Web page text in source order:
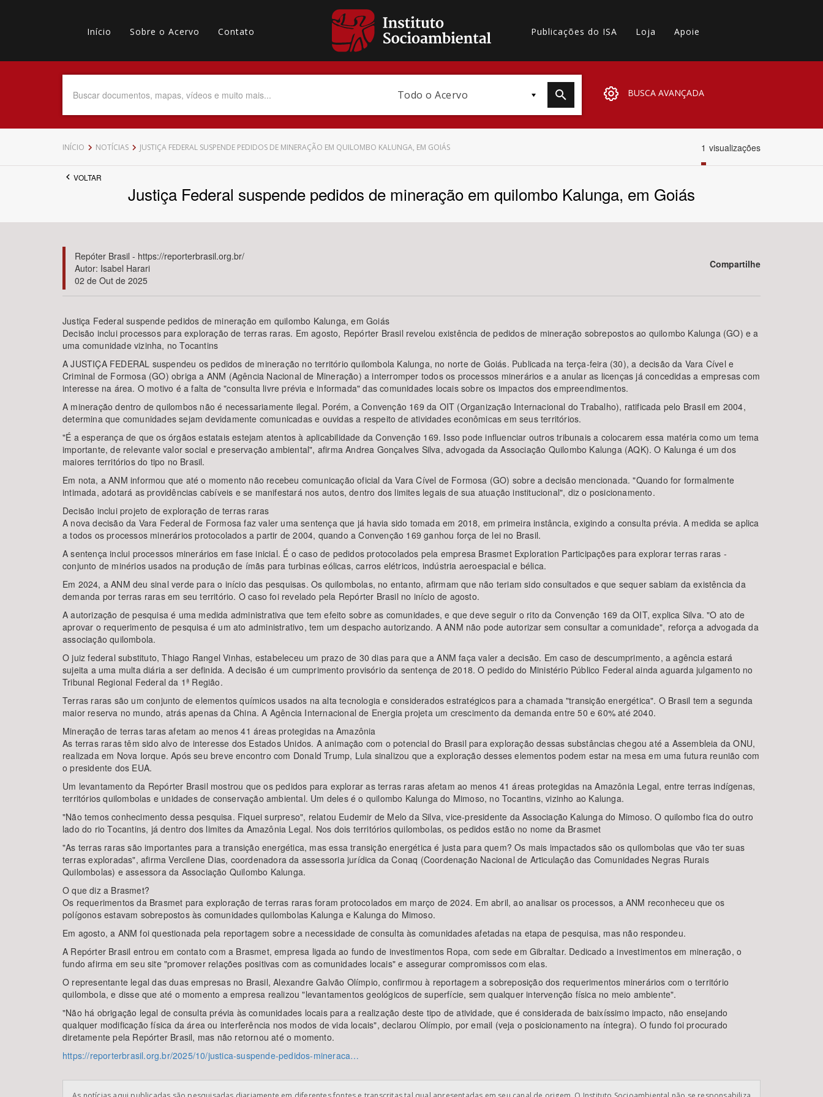
Main
navigation
Início Sobre o Acervo Contato
secundário
Publicações do ISA Loja Apoie
Todo o Acervo BUSCA AVANÇADA
Data do Documento Até
Bioma / Bacia
Tema
Área de Levantamento Área Protegida
BUSCAR
INÍCIO NOTÍCIAS JUSTIÇA FEDERAL SUSPENDE PEDIDOS DE MINERAÇÃO EM QUILOMBO KALUNGA, EM GOIÁS 1 visualizações
VOLTAR
Justiça Federal suspende pedidos de mineração em quilombo Kalunga, em Goiás
Repóter Brasil - https://reporterbrasil.org.br/
Autor: Isabel Harari
02 de Out de 2025
Compartilhe
Justiça Federal suspende pedidos de mineração em quilombo Kalunga, em Goiás
Decisão inclui processos para exploração de terras raras. Em agosto, Repórter Brasil revelou existência de pedidos de mineração sobrepostos ao quilombo Kalunga (GO) e a
uma comunidade vizinha, no Tocantins
A JUSTIÇA FEDERAL suspendeu os pedidos de mineração no território quilombola Kalunga, no norte de Goiás. Publicada na terça-feira (30), a decisão da Vara Cível e
Criminal de Formosa (GO) obriga a ANM (Agência Nacional de Mineração) a interromper todos os processos minerários e a anular as licenças já concedidas a empresas com
interesse na área. O motivo é a falta de "consulta livre prévia e informada" das comunidades locais sobre os impactos dos empreendimentos.
A mineração dentro de quilombos não é necessariamente ilegal. Porém, a Convenção 169 da OIT (Organização Internacional do Trabalho), ratificada pelo Brasil em 2004,
determina que comunidades sejam devidamente comunicadas e ouvidas a respeito de atividades econômicas em seus territórios.
"É a esperança de que os órgãos estatais estejam atentos à aplicabilidade da Convenção 169. Isso pode influenciar outros tribunais a colocarem essa matéria como um tema
importante, de relevante valor social e preservação ambiental", afirma Andrea Gonçalves Silva, advogada da Associação Quilombo Kalunga (AQK). O Kalunga é um dos
maiores territórios do tipo no Brasil.
Em nota, a ANM informou que até o momento não recebeu comunicação oficial da Vara Cível de Formosa (GO) sobre a decisão mencionada. "Quando for formalmente
intimada, adotará as providências cabíveis e se manifestará nos autos, dentro dos limites legais de sua atuação institucional", diz o posicionamento.
Decisão inclui projeto de exploração de terras raras
A nova decisão da Vara Federal de Formosa faz valer uma sentença que já havia sido tomada em 2018, em primeira instância, exigindo a consulta prévia. A medida se aplica
a todos os processos minerários protocolados a partir de 2004, quando a Convenção 169 ganhou força de lei no Brasil.
A sentença inclui processos minerários em fase inicial. É o caso de pedidos protocolados pela empresa Brasmet Exploration Participações para explorar terras raras -
conjunto de minérios usados na produção de ímãs para turbinas eólicas, carros elétricos, indústria aeroespacial e bélica.
Em 2024, a ANM deu sinal verde para o início das pesquisas. Os quilombolas, no entanto, afirmam que não teriam sido consultados e que sequer sabiam da existência da
demanda por terras raras em seu território. O caso foi revelado pela Repórter Brasil no início de agosto.
A autorização de pesquisa é uma medida administrativa que tem efeito sobre as comunidades, e que deve seguir o rito da Convenção 169 da OIT, explica Silva. "O ato de
aprovar o requerimento de pesquisa é um ato administrativo, tem um despacho autorizando. A ANM não pode autorizar sem consultar a comunidade", reforça a advogada da
associação quilombola.
O juiz federal substituto, Thiago Rangel Vinhas, estabeleceu um prazo de 30 dias para que a ANM faça valer a decisão. Em caso de descumprimento, a agência estará
sujeita a uma multa diária a ser definida. A decisão é um cumprimento provisório da sentença de 2018. O pedido do Ministério Público Federal ainda aguarda julgamento no
Tribunal Regional Federal da 1ª Região.
Terras raras são um conjunto de elementos químicos usados na alta tecnologia e considerados estratégicos para a chamada "transição energética". O Brasil tem a segunda
maior reserva no mundo, atrás apenas da China. A Agência Internacional de Energia projeta um crescimento da demanda entre 50 e 60% até 2040.
Mineração de terras taras afetam ao menos 41 áreas protegidas na Amazônia
As terras raras têm sido alvo de interesse dos Estados Unidos. A animação com o potencial do Brasil para exploração dessas substâncias chegou até a Assembleia da ONU,
realizada em Nova Iorque. Após seu breve encontro com Donald Trump, Lula sinalizou que a exploração desses elementos podem estar na mesa em uma futura reunião com
o presidente dos EUA.
Um levantamento da Repórter Brasil mostrou que os pedidos para explorar as terras raras afetam ao menos 41 áreas protegidas na Amazônia Legal, entre terras indígenas,
territórios quilombolas e unidades de conservação ambiental. Um deles é o quilombo Kalunga do Mimoso, no Tocantins, vizinho ao Kalunga.
"Não temos conhecimento dessa pesquisa. Fiquei surpreso", relatou Eudemir de Melo da Silva, vice-presidente da Associação Kalunga do Mimoso. O quilombo fica do outro
lado do rio Tocantins, já dentro dos limites da Amazônia Legal. Nos dois territórios quilombolas, os pedidos estão no nome da Brasmet
"As terras raras são importantes para a transição energética, mas essa transição energética é justa para quem? Os mais impactados são os quilombolas que vão ter suas
terras exploradas", afirma Vercilene Dias, coordenadora da assessoria jurídica da Conaq (Coordenação Nacional de Articulação das Comunidades Negras Rurais
Quilombolas) e assessora da Associação Quilombo Kalunga.
O que diz a Brasmet?
Os requerimentos da Brasmet para exploração de terras raras foram protocolados em março de 2024. Em abril, ao analisar os processos, a ANM reconheceu que os
polígonos estavam sobrepostos às comunidades quilombolas Kalunga e Kalunga do Mimoso.
Em agosto, a ANM foi questionada pela reportagem sobre a necessidade de consulta às comunidades afetadas na etapa de pesquisa, mas não respondeu.
A Repórter Brasil entrou em contato com a Brasmet, empresa ligada ao fundo de investimentos Ropa, com sede em Gibraltar. Dedicado a investimentos em mineração, o
fundo afirma em seu site "promover relações positivas com as comunidades locais" e assegurar compromissos com elas.
O representante legal das duas empresas no Brasil, Alexandre Galvão Olímpio, confirmou à reportagem a sobreposição dos requerimentos minerários com o território
quilombola, e disse que até o momento a empresa realizou "levantamentos geológicos de superfície, sem qualquer intervenção física no meio ambiente".
"Não há obrigação legal de consulta prévia às comunidades locais para a realização deste tipo de atividade, que é considerada de baixíssimo impacto, não ensejando
qualquer modificação física da área ou interferência nos modos de vida locais", declarou Olímpio, por email (veja o posicionamento na íntegra). O fundo foi procurado
diretamente pela Repórter Brasil, mas não retornou até o momento.
https://reporterbrasil.org.br/2025/10/justica-suspende-pedidos-mineraca…